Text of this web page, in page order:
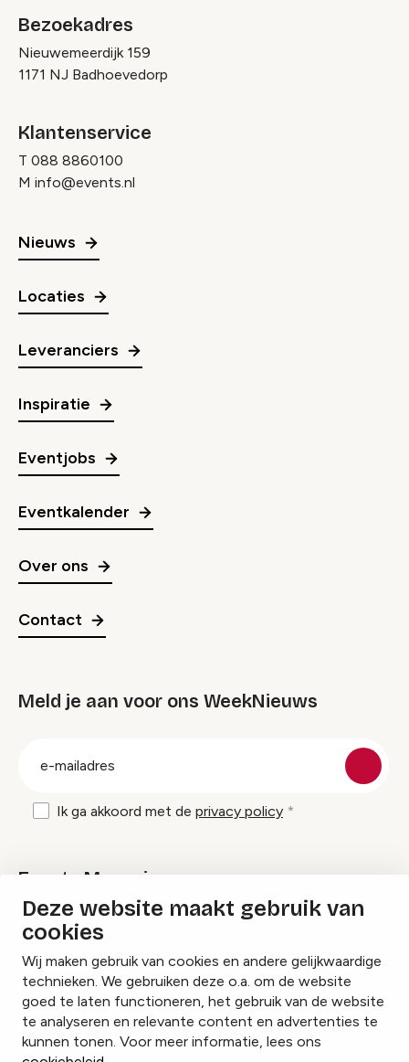
Deze website maakt gebruik van
cookies
Wij maken gebruik van cookies en andere gelijkwaardige
technieken. We gebruiken deze o.a. om de website
goed te laten functioneren, het gebruik van de website
te analyseren en relevante content en advertenties te
kunnen tonen. Voor meer informatie, lees ons
Bezoekadres
Nieuwemeerdijk 159
1171 NJ Badhoevedorp
Klantenservice
T 088 8860100
M info@events.nl
Nieuws
Locaties
Leveranciers
Inspiratie
Eventjobs
Eventkalender
Over ons
Contact
Meld je aan voor ons WeekNieuws
Ik ga akkoord met de privacy policy
Events Magazine
Ik ontvang graag Events Magazine
InstagramFacebookLinkedIn